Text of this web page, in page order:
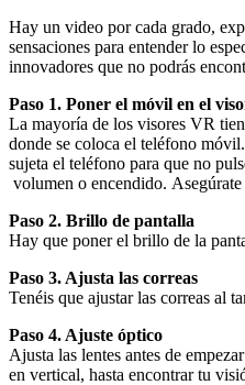
Hay un video por cada grado,
sensaciones para entender lo
innovadores que no podrás
Paso 1. Poner el móvil en el
La mayoría de los visores VR
donde se coloca el teléfono
sujeta el teléfono para que no
volumen o encendido.
Paso 2. Brillo de pantalla
Hay que poner el brillo de la
Paso 3. Ajusta las correas
Tenéis que ajustar las correas al
Paso 4. Ajuste óptico
Ajusta las lentes antes de
en vertical, hasta encontrar tu